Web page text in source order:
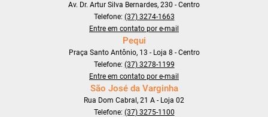
Av. Dr. Artur Silva Bernardes, 230 - Centro
Telefone: (37) 3274-1663
Entre em contato por e-mail
Pequi
Praça Santo Antônio, 13 - Loja 8 - Centro
Telefone: (37) 3278-1199
Entre em contato por e-mail
São José da Varginha
Rua Dom Cabral, 21 A - Loja 02
Telefone: (37) 3275-1100